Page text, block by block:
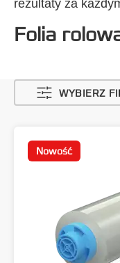
rezultaty za
Folia
WYBIERZ
Nowość